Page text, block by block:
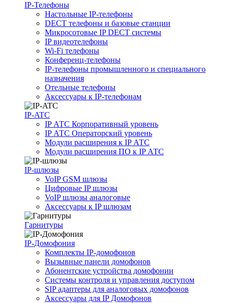
IP-Телефоны
Настольные IP-телефоны
DECT телефоны и базовые станции
Микросотовые IP DECT системы
IP видеотелефоны
Wi-Fi телефоны
Конференц-телефоны
IP-телефоны промышленного и специального
назначения
Отельные телефоны
Аксессуары к IP-телефонам
IP-ATC
IP АТС Корпоративный уровень
IP АТС Операторский уровень
Модули расширения к IP АТС
Модули расширения ПО к IP АТС
IP-шлюзы
VoIP GSM шлюзы
Цифровые IP шлюзы
VoIP шлюзы аналоговые
Аксессуары к IP шлюзам
Гарнитуры
IP-Домофония
Комплекты IP-домофонов
Вызывные панели домофонов
Абонентские устройства домофонии
Системы контроля и управления доступом
SIP адаптеры для аналоговых домофонов
Аксессуары для IP Домофонов